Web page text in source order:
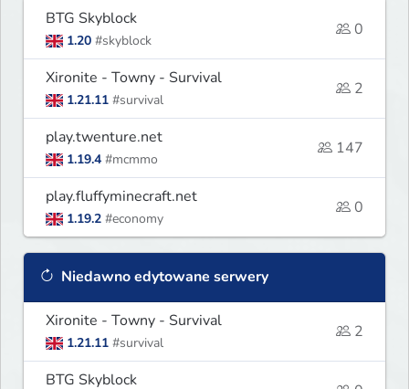
BTG Skyblock
1.20 #skyblock
0
Xironite - Towny - Survival
1.21.11 #survival
2
play.twenture.net
1.19.4 #mcmmo
147
play.fluffyminecraft.net
1.19.2 #economy
0
Niedawno edytowane serwery
Xironite - Towny - Survival
1.21.11 #survival
2
BTG Skyblock